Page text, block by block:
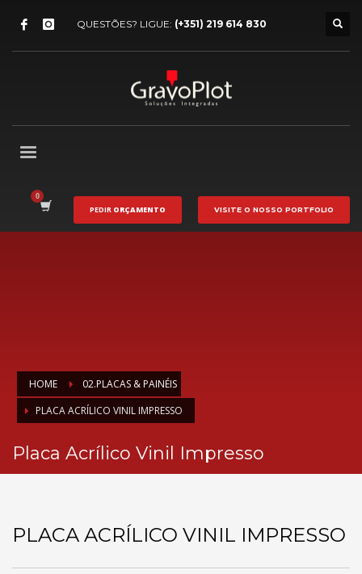
QUESTÕES? LIGUE: (+351) 219 614 830
PEDIR ORÇAMENTO VISITE O NOSSO PORTFOLIO
HOME
02.PLACAS & PAINÉIS
PLACA ACRÍLICO VINIL IMPRESSO
Placa Acrílico Vinil Impresso
PLACA ACRÍLICO VINIL IMPRESSO